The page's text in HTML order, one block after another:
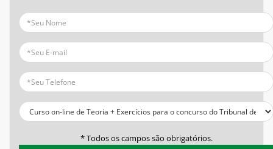
* Todos os campos são obrigatórios.